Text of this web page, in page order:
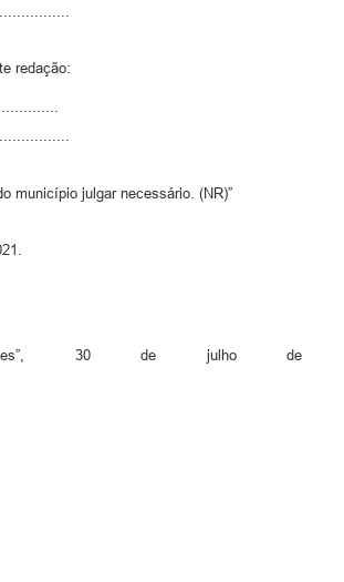
redação:
município julgar necessário. (NR)”
Almeida Neves”,